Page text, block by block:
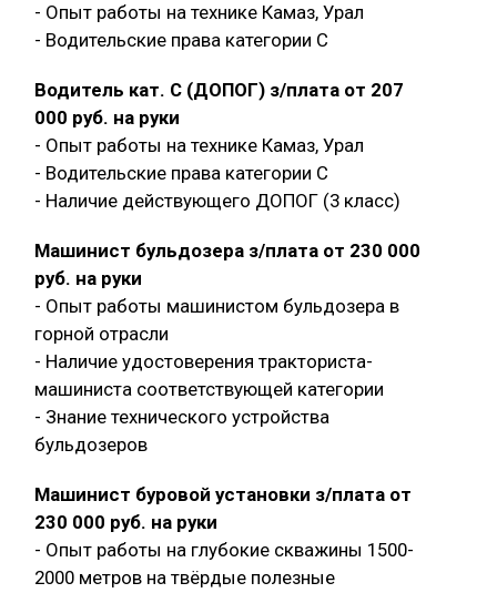
- Опыт работы на технике Камаз, Урал
- Водительские права категории C
Водитель кат. С (ДОПОГ) з/плата от 207
000 руб. на руки
- Опыт работы на технике Камаз, Урал
- Водительские права категории C
- Наличие действующего ДОПОГ (3 класс)
Машинист бульдозера з/плата от 230 000
руб. на руки
- Опыт работы машинистом бульдозера в
горной отрасли
- Наличие удостоверения тракториста-
машиниста соответствующей категории
- Знание технического устройства
бульдозеров
Машинист буровой установки з/плата от
230 000 руб. на руки
- Опыт работы на глубокие скважины 1500-
2000 метров на твёрдые полезные